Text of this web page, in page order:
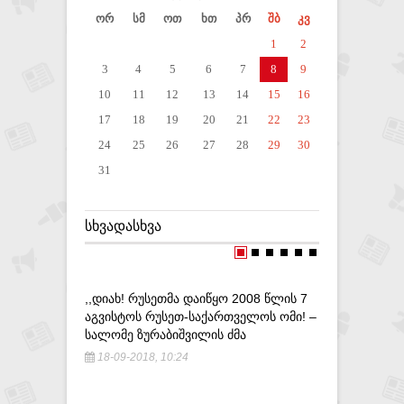
ორ
სმ ოთ ხთ პრ შბ
კვ
1
2
3
4 5 6 7 8
9
10
11 12 13 14 15
16
17
18 19 20 21 22
23
24
25 26 27 28 29
30
31
ᲡᲮᲕᲐᲓᲐᲡᲮᲕᲐ
,,ᲓᲘᲐᲮ! ᲠᲣᲡᲔᲗᲛᲐ ᲓᲐᲘᲬᲧᲝ 2008 ᲬᲚᲘᲡ 7
ᲐᲒᲕᲘᲡᲢᲝᲡ ᲠᲣᲡᲔᲗ-ᲡᲐᲥᲐᲠᲗᲕᲔᲚᲝᲡ ᲝᲛᲘ! –
ᲡᲐᲚᲝᲛᲔ ᲖᲣᲠᲐᲑᲘᲨᲕᲘᲚᲘᲡ ᲫᲛᲐ
18-09-2018, 10:24